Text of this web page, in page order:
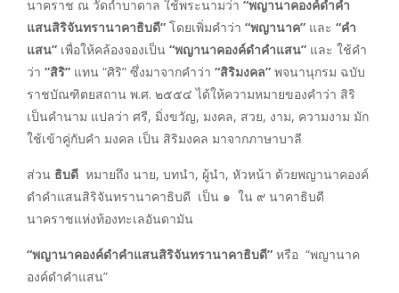
นาคราช ณ วัดถ้ำบาดาล ใช้พระนามว่า “พญานาคองค์ดำคำ
แสนสิริจันทรานาคาธิบดี” โดยเพิ่มคำว่า “พญานาค” และ “คำ
แสน” เพื่อให้คล้องจองเป็น “พญานาคองค์ดำคำแสน” และ ใช้คำ
ว่า ”สิริ” แทน “ศิริ” ซึ่งมาจากคำว่า “สิริมงคล” พจนานุกรม ฉบับ
ราชบัณฑิตยสถาน พ.ศ. ๒๕๕๔ ได้ให้ความหมายของคำว่า สิริ
เป็นคำนาม แปลว่า ศรี, มิ่งขวัญ, มงคล, สวย, งาม, ความงาม มัก
ใช้เข้าคู่กับคำ มงคล เป็น สิริมงคล มาจากภาษาบาลี
ส่วน ธิบดี หมายถึง นาย, บทนำ, ผู้นำ, หัวหน้า ด้วยพญานาคองค์
ดำคำแสนสิริจันทรานาคาธิบดี เป็น ๑ ใน ๙ นาคาธิบดี
นาคราชแห่งท้องทะเลอันดามัน
“พญานาคองค์ดำคำแสนสิริจันทรานาคาธิบดี” หรือ “พญานาค
องค์ดำคำแสน”